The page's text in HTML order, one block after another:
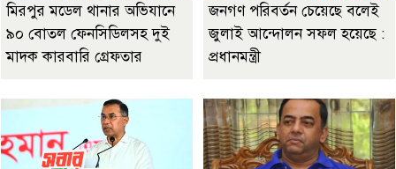
মিরপুর মডেল থানার অভিযানে
৯০ বোতল ফেনসিডিলসহ দুই
মাদক কারবারি গ্রেফতার
জনগণ পরিবর্তন চেয়েছে বলেই
জুলাই আন্দোলন সফল হয়েছে :
প্রধানমন্ত্রী